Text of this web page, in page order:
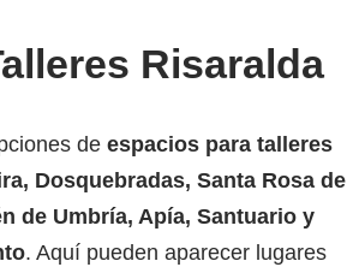
Risaralda
de espacios para talleres
Dosquebradas, Santa Rosa de
de Umbría, Apía, Santuario y
. Aquí pueden aparecer lugares